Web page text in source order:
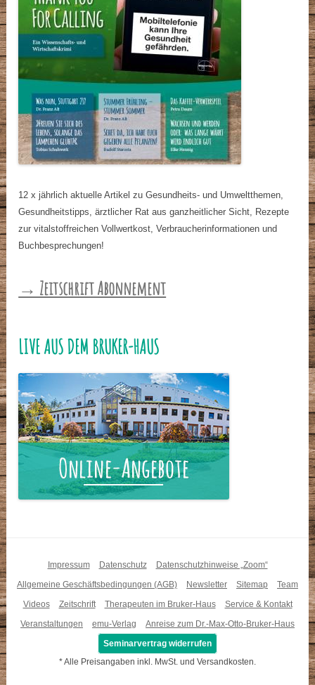
12 x jährlich aktuelle Artikel zu Gesundheits- und Umweltthemen,
Gesundheitstipps, ärztlicher Rat aus ganzheitlicher Sicht, Rezepte
zur vitalstoffreichen Vollwertkost, Verbraucherinformationen und
Buchbesprechungen!
→ Zeitschrift Abonnement
LIVE AUS DEM BRUKER-HAUS
Impressum Datenschutz
Datenschutzhinweise „Zoom“
Allgemeine Geschäftsbedingungen (AGB)
Newsletter Sitemap
Team
Videos
Zeitschrift Therapeuten im Bruker-Haus
Service & Kontakt
Veranstaltungen
emu-Verlag
Anreise zum Dr.-Max-Otto-Bruker-Haus
Seminarvertrag widerrufen
* Alle Preisangaben inkl. MwSt. und Versandkosten.